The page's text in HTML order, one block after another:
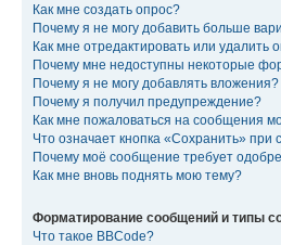
Как мне создать опрос?
Почему я не могу добавить больше
Как мне отредактировать или удалить
Почему мне недоступны некоторые
Почему я не могу добавлять вложения?
Почему я получил предупреждение?
Как мне пожаловаться на сообщения
Что означает кнопка «Сохранить»
Почему моё сообщение требует
Как мне вновь поднять мою тему?
Форматирование сообщений и типы
Что такое BBCode?